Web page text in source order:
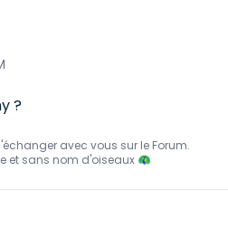
?
avec vous sur le Forum.
et sans nom d'oiseaux 🦚